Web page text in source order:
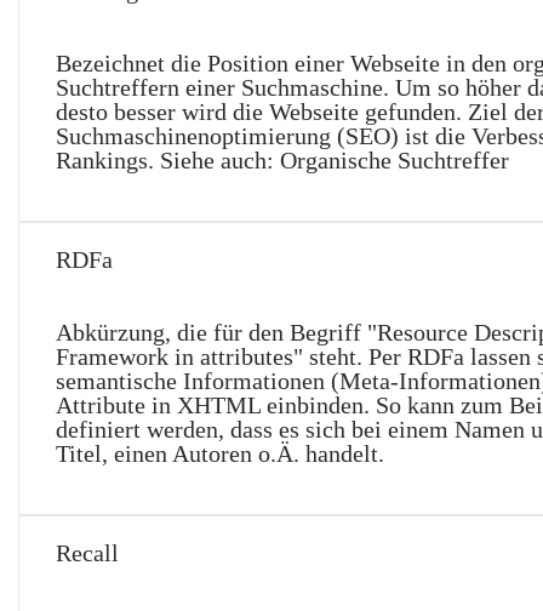
Bezeichnet die Position einer Webseite in den
Suchtreffern einer Suchmaschine. Um so höher
desto besser wird die Webseite gefunden. Ziel
Suchmaschinenoptimierung (SEO) ist die
Rankings. Siehe auch: Organische Suchtreffer
RDFa
Abkürzung, die für den Begriff "Resource
Framework in attributes" steht. Per RDFa lassen
semantische Informationen (Meta-
Attribute in XHTML einbinden. So kann zum
definiert werden, dass es sich bei einem Namen
Titel, einen Autoren o.Ä. handelt.
Recall